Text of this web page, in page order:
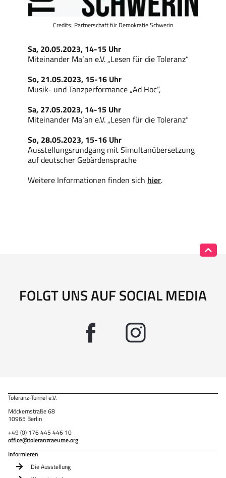
Sa, 20.05.2023, 14-15 Uhr
Miteinander Ma‘an e.V. „Lesen für die Toleranz“
So, 21.05.2023, 15-16 Uhr
Musik- und Tanzperformance „Ad Hoc“,
Sa, 27.05.2023, 14-15 Uhr
Miteinander Ma‘an e.V. „Lesen für die Toleranz“
So, 28.05.2023, 15-16 Uhr
Ausstellungsrundgang mit Simultanübersetzung
auf deutscher Gebärdensprache
Weitere Informationen finden sich hier.
Credits: Partnerschaft für Demokratie Schwerin
FOLGT UNS AUF SOCIAL MEDIA
Toleranz-Tunnel e.V.
Möckernstraße 68
10965 Berlin
+49 (0) 176 445 446 10
office@toleranzraeume.org
Informieren
Die Ausstellung